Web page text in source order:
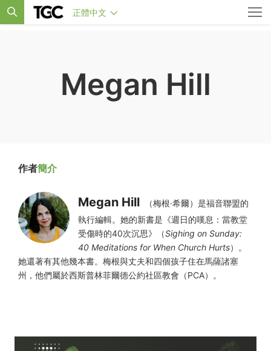
正體中文
Megan Hill
作者簡介
Megan Hill
（梅根·希爾）是福音聯盟的
執行編輯。她的新書是《週日的嘆息：當教堂
受傷時的40次沉思》（Sighing on Sunday:
40 Meditations for When Church Hurts）。
她還著有其他幾本書。梅根與丈夫和四個孩子住在馬薩諸塞
州，他們屬於西斯普林菲爾德公約社區教會（PCA）。